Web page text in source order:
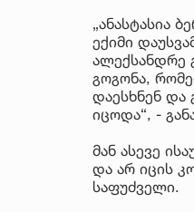
„ანასტასია
ექიმი
ალექსანდრე
გოგონა,
დაესხნენ და
იცოდა“, -
მან ასევე
და არ იცის
საფუძველი.